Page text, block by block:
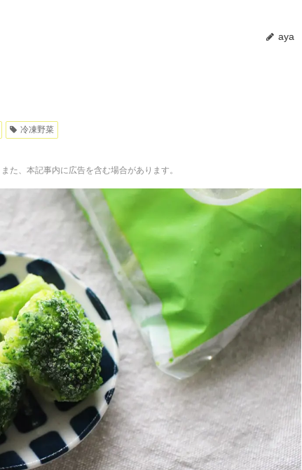
aya
冷凍野菜
た、本記事内に広告を含む場合があります。